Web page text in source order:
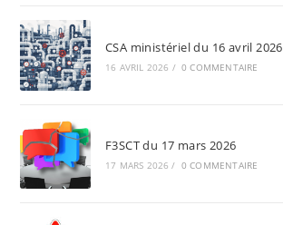
CSA ministériel du 16 avril 2026
16 AVRIL 2026 / 0 COMMENTAIRE
F3SCT du 17 mars 2026
17 MARS 2026 / 0 COMMENTAIRE